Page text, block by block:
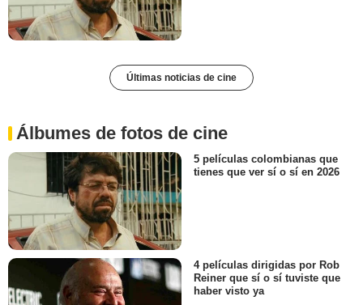
Últimas noticias de cine
Álbumes de fotos de cine
5 películas colombianas que
tienes que ver sí o sí en 2026
4 películas dirigidas por Rob
Reiner que sí o sí tuviste que
haber visto ya